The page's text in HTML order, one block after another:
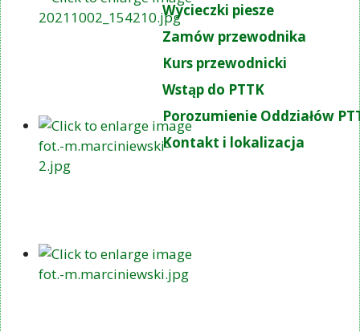
Wycieczki piesze
Zamów przewodnika
Kurs przewodnicki
Wstąp do PTTK
Porozumienie Oddziałów
Kontakt i lokalizacja